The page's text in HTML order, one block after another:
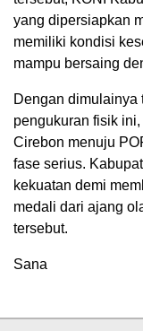
yang dipersiapkan
memiliki kondisi
mampu bersaing
Dengan dimulainya
pengukuran fisik
Cirebon menuju
fase serius.
kekuatan demi
medali dari ajang
tersebut.
Sana